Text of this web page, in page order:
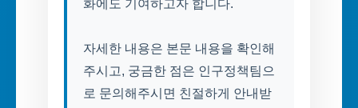
화에도 기여하고자 합니다.
자세한 내용은 본문 내용을 확인해
주시고, 궁금한 점은 인구정책팀으
로 문의해주시면 친절하게 안내받